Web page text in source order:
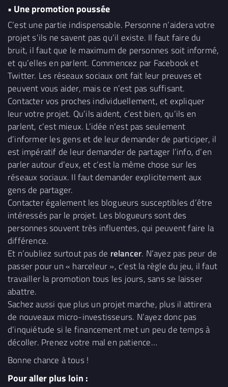
• Une promotion poussée
C’est une partie indispensable. Personne n’aidera votre
projet s’ils ne savent pas qu’il existe. Il faut faire du
bruit, il faut que le maximum de personnes soit informé,
et qu’elles en parlent. Commencez par Facebook et
Twitter. Les réseaux sociaux ont fait leur preuves et
peuvent vous aider, mais ce n’est pas suffisant.
Contacter vos proches individuellement, et expliquer
leur votre projet. Qu’ils aident, c’est bien, qu’ils en
parlent, c’est mieux. L’idée n’est pas seulement
d’informer les gens et de leur demander de participer, il
est impératif de leur demander de partager l’info, d’en
parler autour d’eux, et c’est la même chose sur les
réseaux sociaux. Il faut demander explicitement aux
gens de partager.
Contacter également les blogueurs susceptibles d’être
intéressés par le projet. Les blogueurs sont des
personnes souvent très influentes, qui peuvent faire la
différence.
Et n’oubliez surtout pas de relancer. N’ayez pas peur de
passer pour un « harceleur », c’est la règle du jeu, il faut
travailler la promotion tous les jours, sans se laisser
abattre.
Sachez aussi que plus un projet marche, plus il attirera
de nouveaux micro-investisseurs. N’ayez donc pas
d’inquiétude si le financement met un peu de temps à
décoller. Prenez votre mal en patience…
Bonne chance à tous !
Pour aller plus loin :